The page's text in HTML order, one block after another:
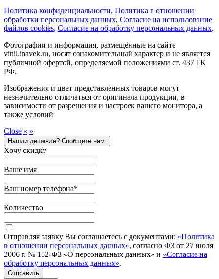
Политика конфиденциальности, Политика в отношении
обработки персональных данных, Cогласие на использование
файлов cookies, Согласие на обработку персональных данных.
Фотографии и информация, размещённые на сайте
vinil.inavek.ru, носят ознакомительный характер и не является
публичной офертой, определяемой положениями ст. 437 ГК
РФ.
Изображения и цвет представленных товаров могут
незначительно отличаться от оригинала продукции, в
зависимости от разрешения и настроек вашего монитора, а
также условий
Close « »
Нашли дешевле? Сообщите нам.
Хочу скидку
Ваше имя
Ваш номер телефона*
Количество
Отправляя заявку Вы соглашаетесь с документами: «Политика
в отношении персональных данных», согласно ФЗ от 27 июля
2006 г. № 152-ФЗ «О персональных данных» и «Согласие на
обработку персональных данных».
Отправить